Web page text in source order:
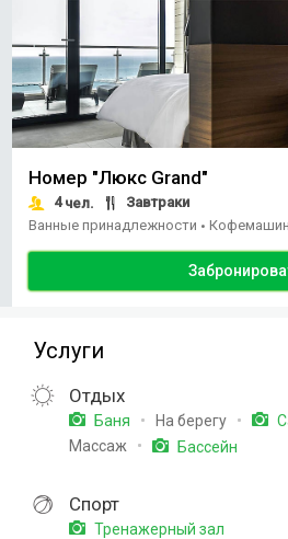
Номер "Люкс Grand"
4чел.
Завтраки
Ванные принадлежности •
Услуги
Отдых
Баня На берегу
Массаж
Бассейн
Спорт
Тренажерный зал